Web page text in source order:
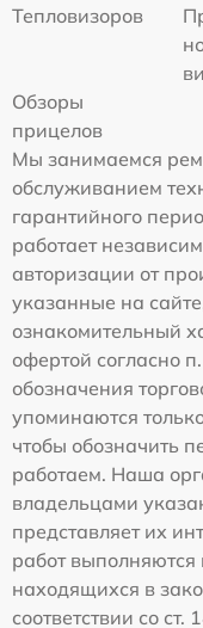
Тепловизоров
Обзоры
прицелов
Мы занимаемся
обслуживанием
гарантийного
работает
авторизации от
указанные на
ознакомительный
офертой согласно
обозначения
упоминаются
чтобы обозначить
работаем. Наша
владельцами
представляет их
работ выполняются
находящихся в
соответствии со